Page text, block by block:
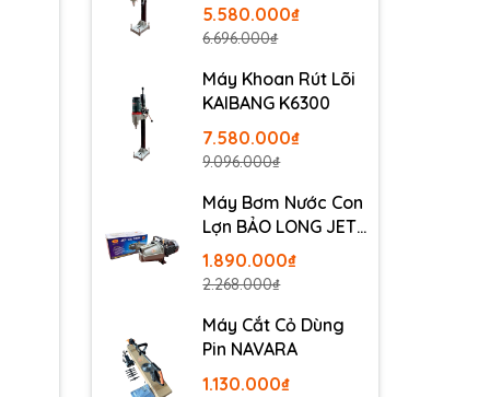
5.580.000₫
6.696.000₫
Máy Khoan Rút Lõi
KAIBANG K6300
7.580.000₫
9.096.000₫
Máy Bơm Nước Con
Lợn BẢO LONG JET-
100
1.890.000₫
2.268.000₫
Máy Cắt Cỏ Dùng
Pin NAVARA
1.130.000₫